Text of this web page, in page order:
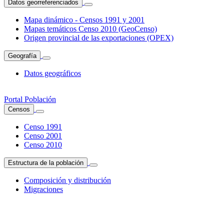
Datos georreferenciados
Mapa dinámico - Censos 1991 y 2001
Mapas temáticos Censo 2010 (GeoCenso)
Origen provincial de las exportaciones (OPEX)
Geografía
Datos geográficos
Portal Población
Censos
Censo 1991
Censo 2001
Censo 2010
Estructura de la población
Composición y distribución
Migraciones